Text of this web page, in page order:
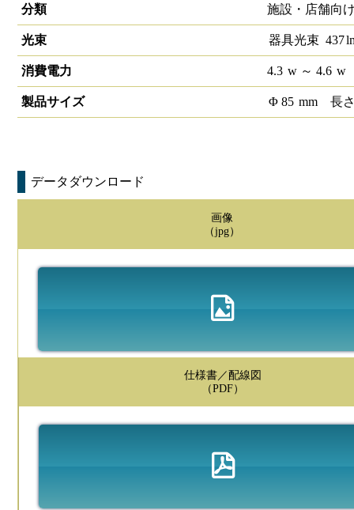
分類
施設・店舗向
光束 器具光束 437
消費電力 4.3 w～ 4.6 w
製品サイズ Φ 85 mm 長
データダウンロード
画像
（jpg）
仕様書／配線図
（PDF）